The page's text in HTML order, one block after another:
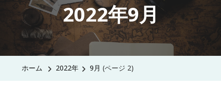
2022年9月
ホーム 2022年 9月 (ページ 2)